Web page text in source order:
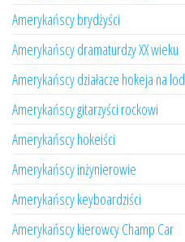
Amerykańscy brydżyści
Amerykańscy dramaturdzy XX wieku
Amerykańscy działacze hokeja na
Amerykańscy gitarzyści rockowi
Amerykańscy hokeiści
Amerykańscy inżynierowie
Amerykańscy keyboardziści
Amerykańscy kierowcy Champ Car